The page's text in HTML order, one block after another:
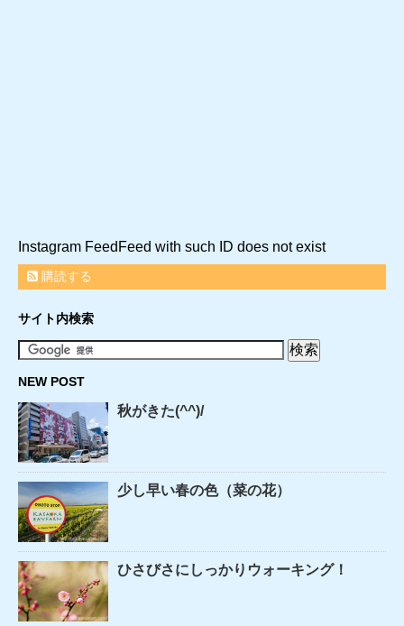
Instagram FeedFeed with such ID does not exist
購読する
サイト内検索
NEW POST
秋がきた(^^)/
少し早い春の色（菜の花）
ひさびさにしっかりウォーキング！